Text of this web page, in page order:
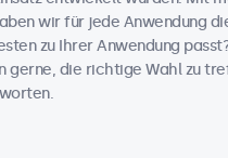
wir für jede Anwendung
zu Ihrer Anwendung
gerne, die richtige Wahl zu